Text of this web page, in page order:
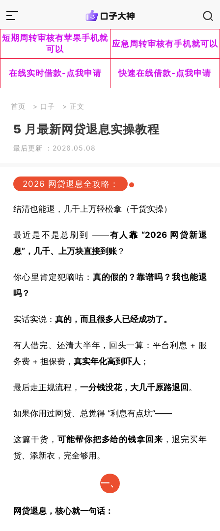
短期周转审核有苹果手机就
可以
应急周转审核有手机就可以
在线实时借款-点我申请 快速在线借款-点我申请
首页 > 口子 > 正文
5 月最新网贷退息实操教程
最后更新 ：2026.05.08
2026 网贷退息全攻略：
结清也能退，几千上万轻松拿（干货实操）
最近是不是总刷到 ——有人靠 “2026 网贷新退
息”，几千、上万块直接到账？
你心里肯定犯嘀咕： 真的假的？靠谱吗？我也能退
吗？
实话实说： 真的，而且很多人已经成功了。
有人借完、还清大半年，回头一算：平台利息 + 服
务费 + 担保费， 真实年化高到吓人 ；
最后走正规流程， 一分钱没花，大几千原路退回。
如果你用过网贷、总觉得 “利息有点坑”——
这篇干货， 可能帮你把多给的钱拿回来 ，退完买年
货、添新衣，完全够用。
一、
网贷退息，核心就一句话：